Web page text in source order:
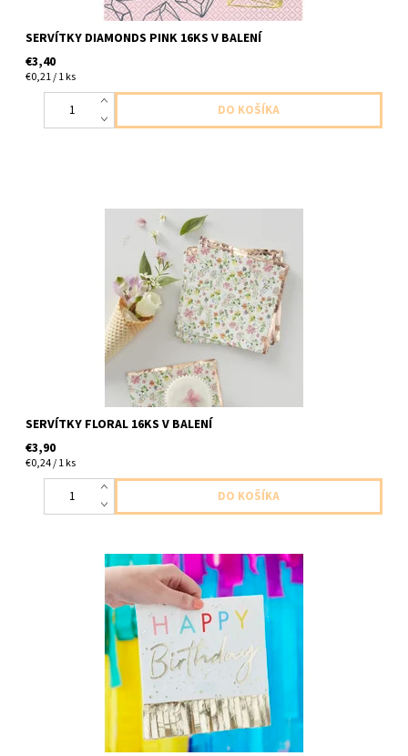
SERVÍTKY DIAMONDS PINK 16KS V BALENÍ
€3,40
€0,21 / 1 ks
papierové servítky kvietkove 2vrstvove 16ks v balení velkost
SERVÍTKY FLORAL 16KS V BALENÍ
€3,90
€0,24 / 1 ks
papierove servitky stastne narodeniny so zlatymi strapcami
2vrstvove 16ks v balení velkost 33x33cm